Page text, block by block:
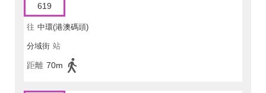
619
往 中環(港澳碼頭)
分域街 站
距離 70m